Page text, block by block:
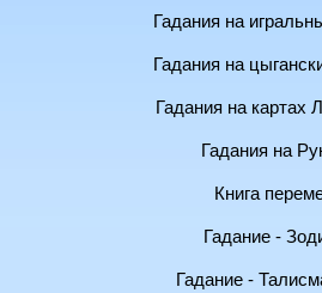
Гадания на
Гадания на
Гадания на картах
Гадания на
Книга
Гадание -
Гадание -